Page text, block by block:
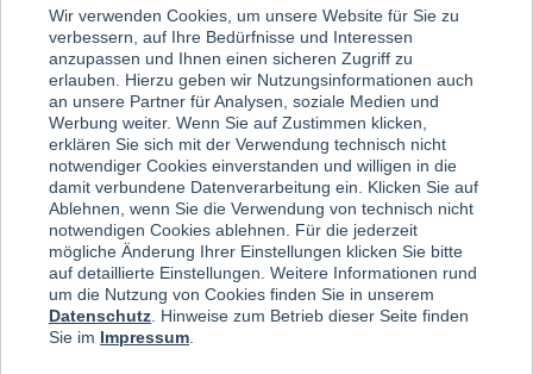
Rund um die Kreuzfahrt
Vor der Reise
Reise, Ausflug & An Bord
Wir verwenden Cookies, um unsere Website für Sie zu
verbessern, auf Ihre Bedürfnisse und Interessen
anzupassen und Ihnen einen sicheren Zugriff zu
erlauben. Hierzu geben wir Nutzungsinformationen auch
an unsere Partner für Analysen, soziale Medien und
Werbung weiter. Wenn Sie auf Zustimmen klicken,
erklären Sie sich mit der Verwendung technisch nicht
notwendiger Cookies einverstanden und willigen in die
damit verbundene Datenverarbeitung ein. Klicken Sie auf
Ablehnen, wenn Sie die Verwendung von technisch nicht
notwendigen Cookies ablehnen. Für die jederzeit
mögliche Änderung Ihrer Einstellungen klicken Sie bitte
auf detaillierte Einstellungen. Weitere Informationen rund
um die Nutzung von Cookies finden Sie in unserem
Datenschutz . Hinweise zum Betrieb dieser Seite finden
Sie im Impressum